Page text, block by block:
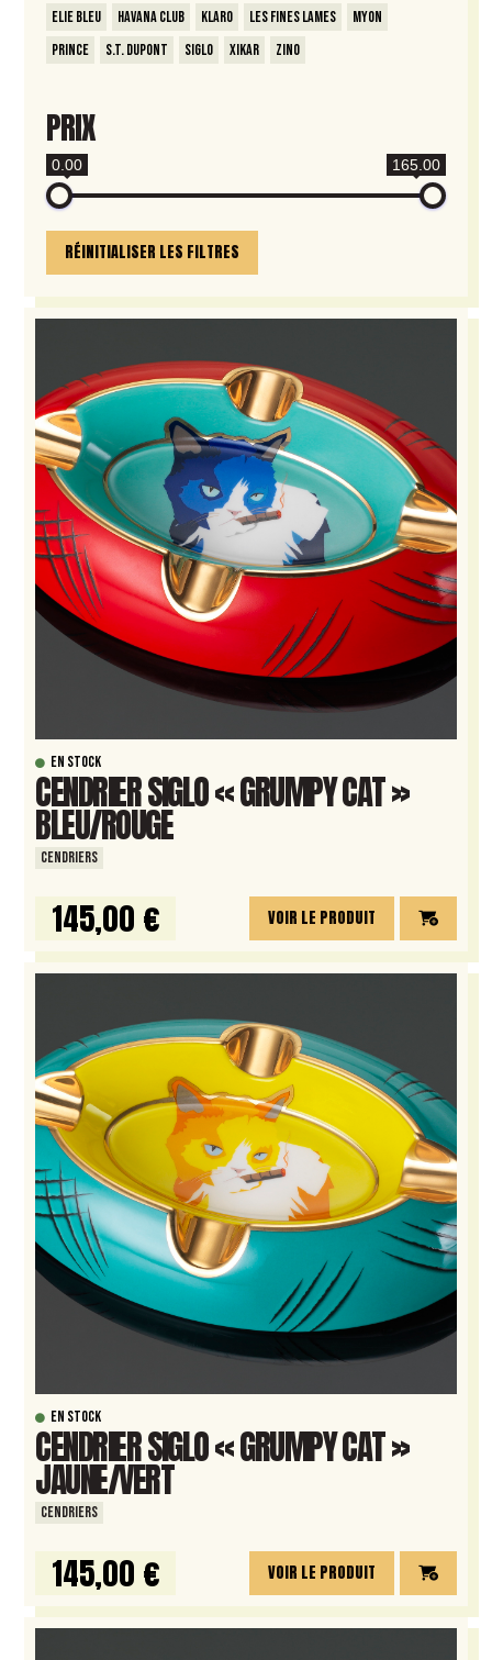
Elie Bleu
Havana Club Klaro Les Fines Lames
Myon
Prince
S.T. Dupont Siglo Xikar Zino
PRIX
0.00 165.00
RÉINITIALISER LES FILTRES
EN STOCK
CENDRIER SIGLO « GRUMPY CAT »
BLEU/ROUGE
CENDRIERS
145,00 € VOIR LE PRODUIT
EN STOCK
CENDRIER SIGLO « GRUMPY CAT »
JAUNE/VERT
CENDRIERS
145,00 € VOIR LE PRODUIT